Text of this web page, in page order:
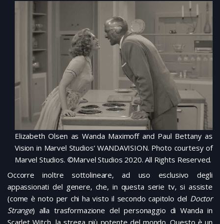
Elizabeth Olsen as Wanda Maximoff and Paul Bettany as
Vision in Marvel Studios’ WANDAVISION. Photo courtesy of
Marvel Studios. ©Marvel Studios 2020. All Rights Reserved.
Occorre inoltre sottolineare, ad uso esclusivo degli
appassionati del genere, che, in questa serie tv, si assiste
(come è noto per chi ha visto il secondo capitolo del Doctor
Strange) alla trasformazione del personaggio di Wanda in